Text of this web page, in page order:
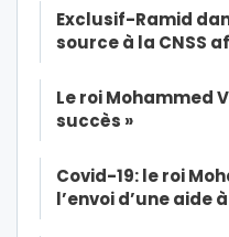
Exclusif-Ramid
source à la CNSS
Le roi Mohammed
succès »
Covid-19: le roi
l’envoi d’une aide